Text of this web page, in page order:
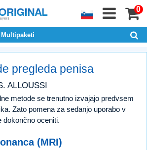
0
Multipaketi
pregleda penisa
ALLOUSSI
metode se trenutno izvajajo predvsem
Zato pomena za sedanjo uporabo v
dokončno oceniti.
(MRI)